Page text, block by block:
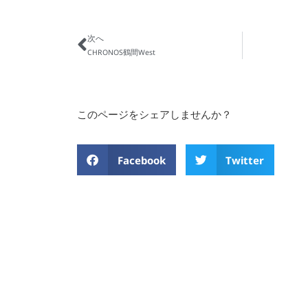
次へ
CHRONOS鶴間West
このページをシェアしませんか？
Facebook Twitter